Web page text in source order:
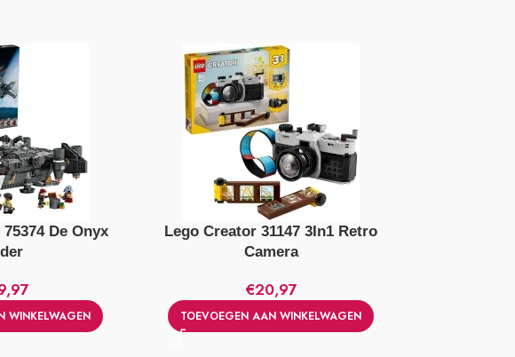
De Onyx
WINKELWAGEN
Lego Creator 31147 3In1 Retro
Camera
€20,97
TOEVOEGEN AAN WINKELWAGEN